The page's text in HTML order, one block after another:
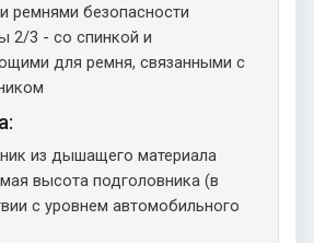
ремнями безопасности
2/3 - со спинкой и
для ремня, связанными с
из дышащего материала
высота подголовника (в
с уровнем автомобильного